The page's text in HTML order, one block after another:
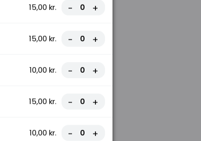
15,00 kr. - +
15,00 kr. - +
10,00 kr. - +
15,00 kr. - +
10,00 kr. - +